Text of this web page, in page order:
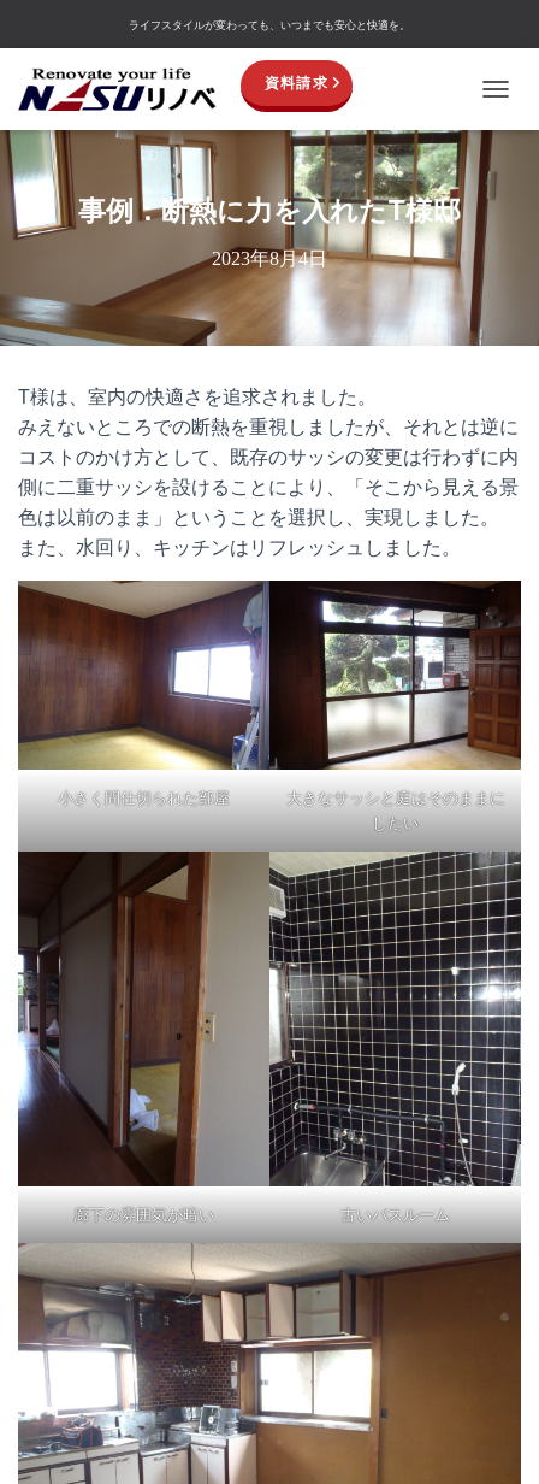
ライフスタイルが変わっても、いつまでも安心と快適を。
資料請求
事例：断熱に力を入れたT様邸
2023年8月4日
T様は、室内の快適さを追求されました。
みえないところでの断熱を重視しましたが、それとは逆に
コストのかけ方として、既存のサッシの変更は行わずに内
側に二重サッシを設けることにより、「そこから見える景
色は以前のまま」ということを選択し、実現しました。
また、水回り、キッチンはリフレッシュしました。
小さく間仕切られた部屋
大きなサッシと庭はそのままに
したい
廊下の雰囲気が暗い 古いバスルーム